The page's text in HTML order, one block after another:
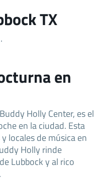
TX
en
Holly Center, es el
en la ciudad. Esta
locales de música en
Holly rinde
Lubbock y al rico